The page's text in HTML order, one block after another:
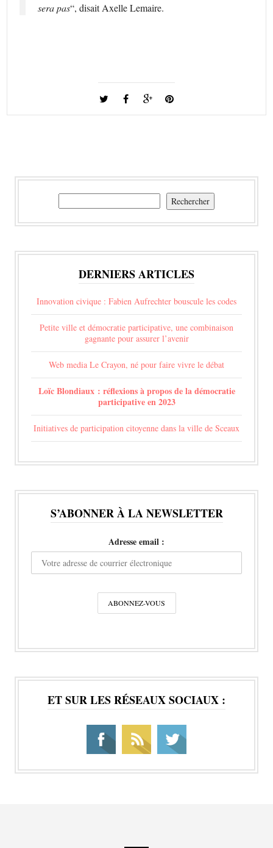
sera pas“, disait Axelle Lemaire.
Rechercher
DERNIERS ARTICLES
Innovation civique : Fabien Aufrechter bouscule les codes
Petite ville et démocratie participative, une combinaison
gagnante pour assurer l’avenir
Web media Le Crayon, né pour faire vivre le débat
Loïc Blondiaux : réflexions à propos de la démocratie
participative en 2023
Initiatives de participation citoyenne dans la ville de Sceaux
S’ABONNER À LA NEWSLETTER
Adresse email :
ET SUR LES RÉSEAUX SOCIAUX :